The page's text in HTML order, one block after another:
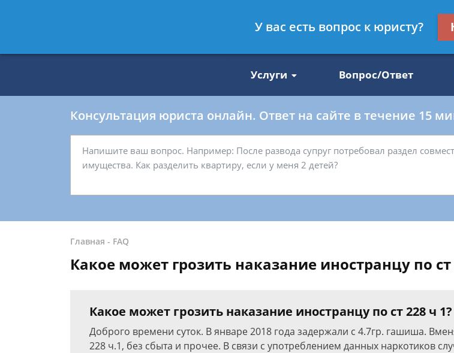
8 812 509-27-47
Услуги Вопрос/Ответ
Консультация юриста онлайн. Ответ на сайте в течение 15
Главная - FAQ
Какое может грозить наказание иностранцу по ст
Какое может грозить наказание иностранцу по ст 228 ч 1?
Доброго времени суток. В январе 2018 года задержали с 4.7гр. гашиша.
228 ч.1, без сбыта и прочее. В связи с употреблением данных наркотиков
У вас есть вопрос к юристу?